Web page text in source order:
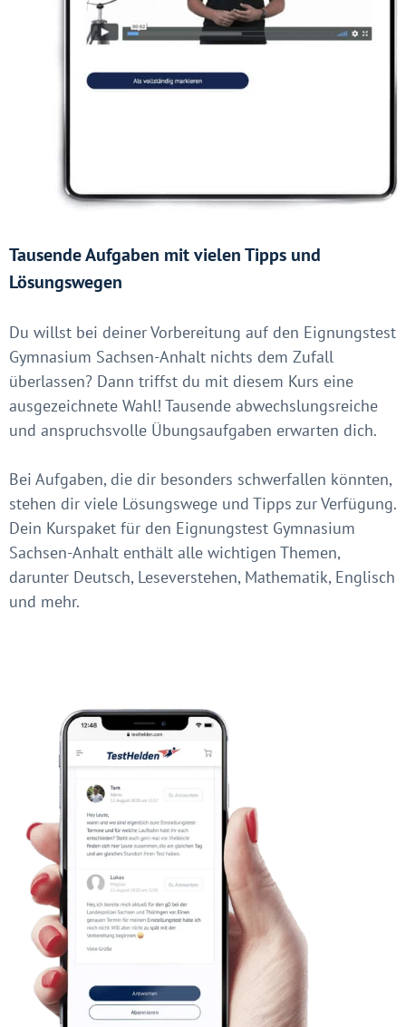
Tausende Aufgaben mit vielen Tipps und
Lösungswegen
Du willst bei deiner Vorbereitung auf den Eignungstest
Gymnasium Sachsen-Anhalt nichts dem Zufall
überlassen? Dann triffst du mit diesem Kurs eine
ausgezeichnete Wahl! Tausende abwechslungsreiche
und anspruchsvolle Übungsaufgaben erwarten dich.
Bei Aufgaben, die dir besonders schwerfallen könnten,
stehen dir viele Lösungswege und Tipps zur Verfügung.
Dein Kurspaket für den Eignungstest Gymnasium
Sachsen-Anhalt enthält alle wichtigen Themen,
darunter Deutsch, Leseverstehen, Mathematik, Englisch
und mehr.